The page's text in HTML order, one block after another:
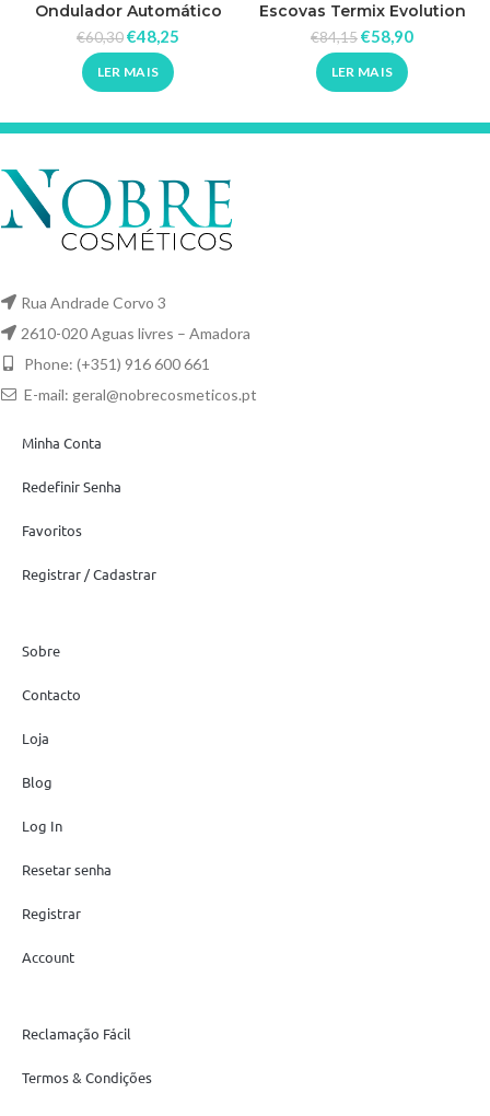
Ondulador Automático
Fastwave
€60,30€48,25
LER MAIS
Escovas Termix Evolution
Basic com 5
€84,15€58,90
LER MAIS
Rua Andrade Corvo 3
2610-020 Aguas livres – Amadora
Phone: (+351) 916 600 661
E-mail: geral@nobrecosmeticos.pt
Minha Conta
Redefinir Senha
Favoritos
Registrar / Cadastrar
Sobre
Contacto
Loja
Blog
Log In
Resetar senha
Registrar
Account
Reclamação Fácil
Termos & Condições